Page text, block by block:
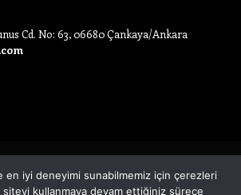
Cd. No: 63, 06680 Çankaya/Ankara
en iyi deneyimi sunabilmemiz için çerezleri
siteyi kullanmaya devam ettiğiniz sürece